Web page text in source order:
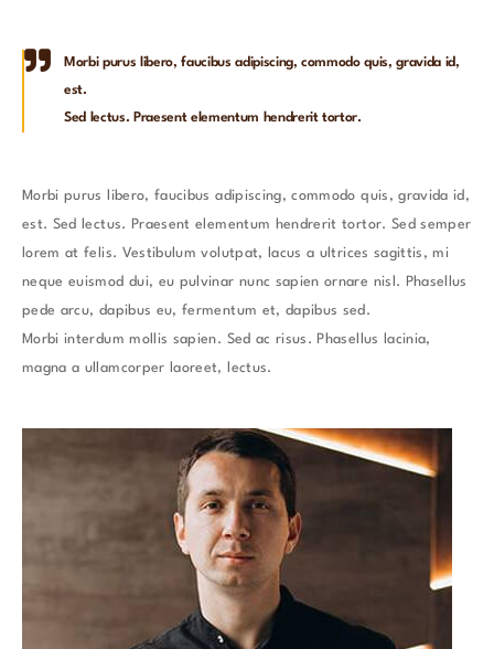
Morbi purus libero, faucibus adipiscing, commodo quis, gravida id,
est.
Sed lectus. Praesent elementum hendrerit tortor.
Morbi purus libero, faucibus adipiscing, commodo quis, gravida id,
est. Sed lectus. Praesent elementum hendrerit tortor. Sed semper
lorem at felis. Vestibulum volutpat, lacus a ultrices sagittis, mi
neque euismod dui, eu pulvinar nunc sapien ornare nisl. Phasellus
pede arcu, dapibus eu, fermentum et, dapibus sed.
Morbi interdum mollis sapien. Sed ac risus. Phasellus lacinia,
magna a ullamcorper laoreet, lectus.